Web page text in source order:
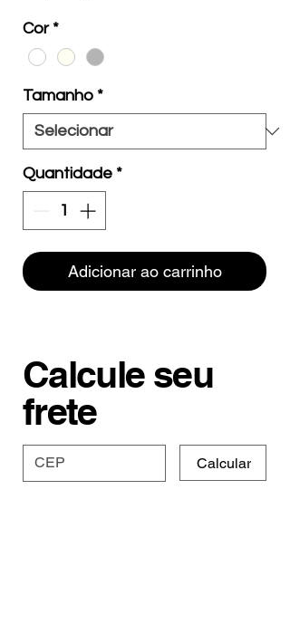
Cor *
Tamanho *
Quantidade *
Adicionar ao carrinho
Calcule seu
frete
Calcular